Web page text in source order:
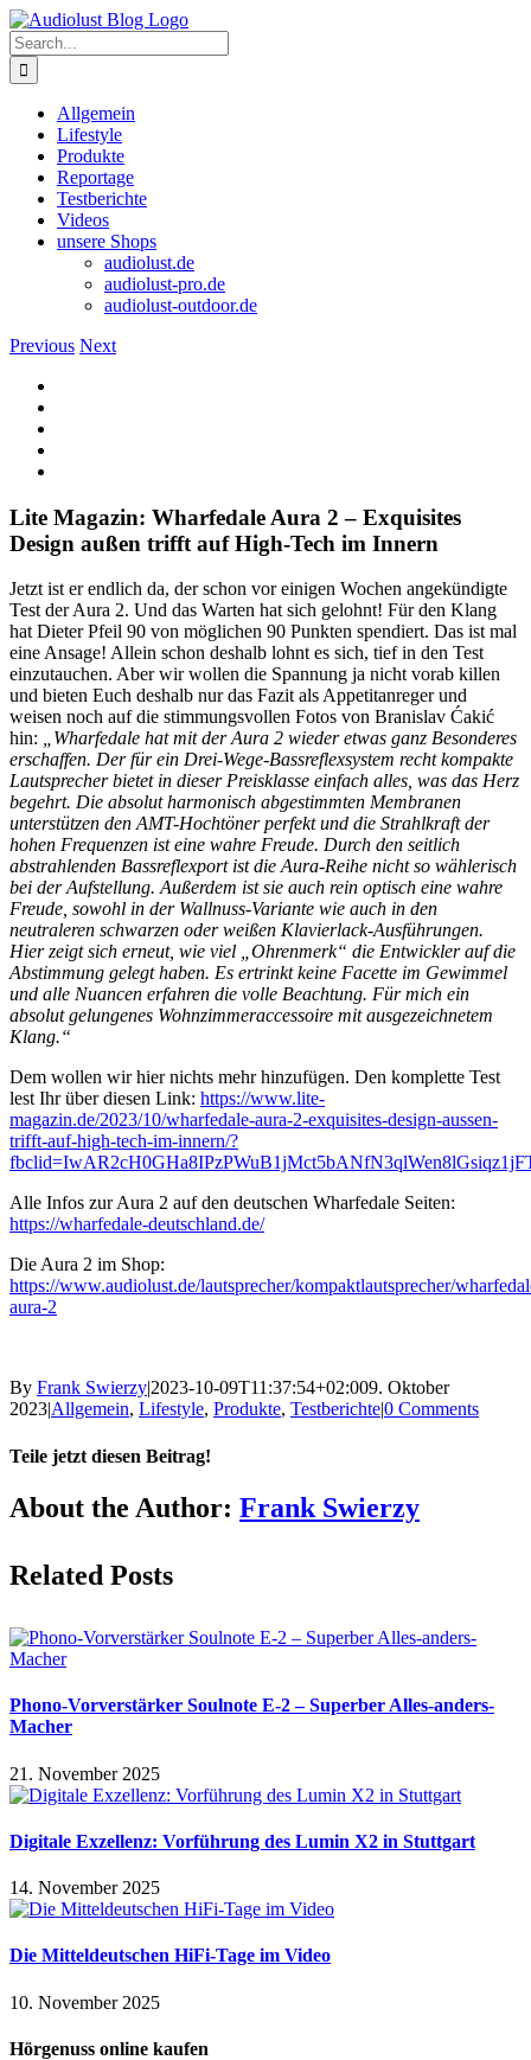
Skip
to
content
Search
for:
Allgemein
Lifestyle
Produkte
Reportage
Testberichte
Videos
unsere Shops
audiolust.de
audiolust-pro.de
audiolust-outdoor.de
Previous Next
Lite Magazin: Wharfedale Aura 2 – Exquisites
Design außen trifft auf High-Tech im Innern
Jetzt ist er endlich da, der schon vor einigen Wochen angekündigte
Test der Aura 2. Und das Warten hat sich gelohnt! Für den Klang
hat Dieter Pfeil 90 von möglichen 90 Punkten spendiert. Das ist mal
eine Ansage! Allein schon deshalb lohnt es sich, tief in den Test
einzutauchen. Aber wir wollen die Spannung ja nicht vorab killen
und bieten Euch deshalb nur das Fazit als Appetitanreger und
weisen noch auf die stimmungsvollen Fotos von Branislav Ćakić
hin: „Wharfedale hat mit der Aura 2 wieder etwas ganz Besonderes
erschaffen. Der für ein Drei-Wege-Bassreflexsystem recht kompakte
Lautsprecher bietet in dieser Preisklasse einfach alles, was das Herz
begehrt. Die absolut harmonisch abgestimmten Membranen
unterstützen den AMT-Hochtöner perfekt und die Strahlkraft der
hohen Frequenzen ist eine wahre Freude. Durch den seitlich
abstrahlenden Bassreflexport ist die Aura-Reihe nicht so wählerisch
bei der Aufstellung. Außerdem ist sie auch rein optisch eine wahre
Freude, sowohl in der Wallnuss-Variante wie auch in den
neutraleren schwarzen oder weißen Klavierlack-Ausführungen.
Hier zeigt sich erneut, wie viel „Ohrenmerk“ die Entwickler auf die
Abstimmung gelegt haben. Es ertrinkt keine Facette im Gewimmel
und alle Nuancen erfahren die volle Beachtung. Für mich ein
absolut gelungenes Wohnzimmeraccessoire mit ausgezeichnetem
Klang.“
Dem wollen wir hier nichts mehr hinzufügen. Den komplette Test
lest Ihr über diesen Link: https://www.lite-
magazin.de/2023/10/wharfedale-aura-2-exquisites-design-aussen-
trifft-auf-high-tech-im-innern/?
Alle Infos zur Aura 2 auf den deutschen Wharfedale Seiten:
https://wharfedale-deutschland.de/
Die Aura 2 im Shop:
https://www.audiolust.de/lautsprecher/kompaktlautsprecher/
aura-2
By Frank Swierzy|2023-10-09T11:37:54+02:009. Oktober
2023|Allgemein, Lifestyle, Produkte, Testberichte|0 Comments
Teile jetzt diesen Beitrag!
Facebook
X
Reddit
LinkedIn
Pinterest
Vk
About the Author: Frank Swierzy
Related Posts
Phono-Vorverstärker Soulnote E-2 – Superber Alles-anders-
Macher
21. November 2025
Digitale Exzellenz: Vorführung des Lumin X2 in Stuttgart
14. November 2025
Die Mitteldeutschen HiFi-Tage im Video
10. November 2025
Hörgenuss online kaufen